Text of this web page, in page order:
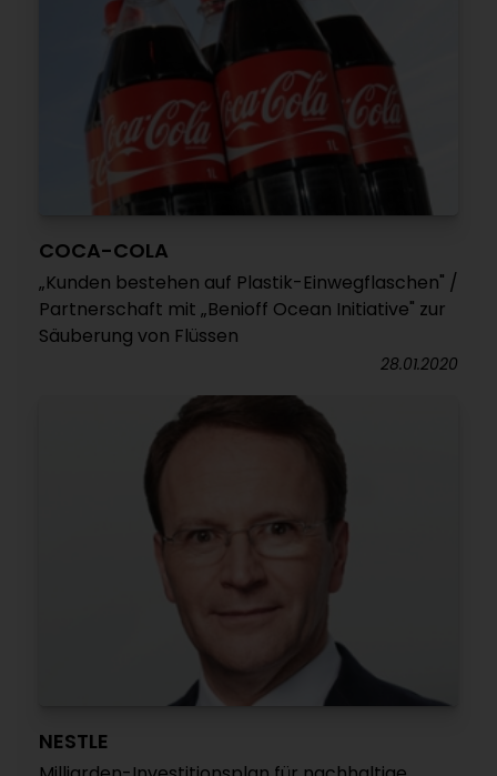
COCA-COLA
„Kunden bestehen auf Plastik-Einwegflaschen" /
Partnerschaft mit „Benioff Ocean Initiative" zur
Säuberung von Flüssen
28.01.2020
NESTLE